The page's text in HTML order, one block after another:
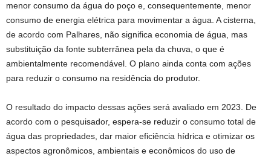
menor consumo da água do poço e, consequentemente, menor
consumo de energia elétrica para movimentar a água. A cisterna,
de acordo com Palhares, não significa economia de água, mas
substituição da fonte subterrânea pela da chuva, o que é
ambientalmente recomendável. O plano ainda conta com ações
para reduzir o consumo na residência do produtor.
O resultado do impacto dessas ações será avaliado em 2023. De
acordo com o pesquisador, espera-se reduzir o consumo total de
água das propriedades, dar maior eficiência hídrica e otimizar os
aspectos agronômicos, ambientais e econômicos do uso de